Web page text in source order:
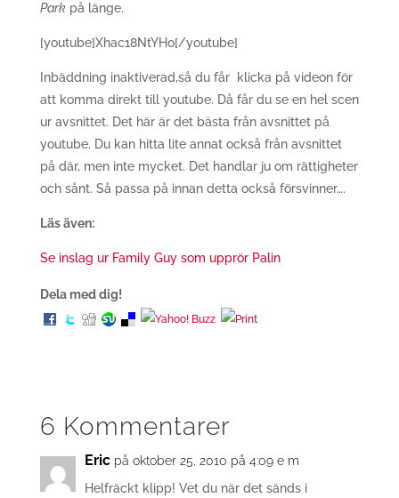
Park på länge.
[youtube]Xhac18NtYHo[/youtube]
Inbäddning inaktiverad,så du får klicka på videon för
att komma direkt till youtube. Då får du se en hel scen
ur avsnittet. Det här är det bästa från avsnittet på
youtube. Du kan hitta lite annat också från avsnittet
på där, men inte mycket. Det handlar ju om rättigheter
och sånt. Så passa på innan detta också försvinner….
Läs även:
Se inslag ur Family Guy som upprör Palin
Dela med dig!
6 Kommentarer
Eric på oktober 25, 2010 på 4:09 e m
Helfräckt klipp! Vet du när det sänds i